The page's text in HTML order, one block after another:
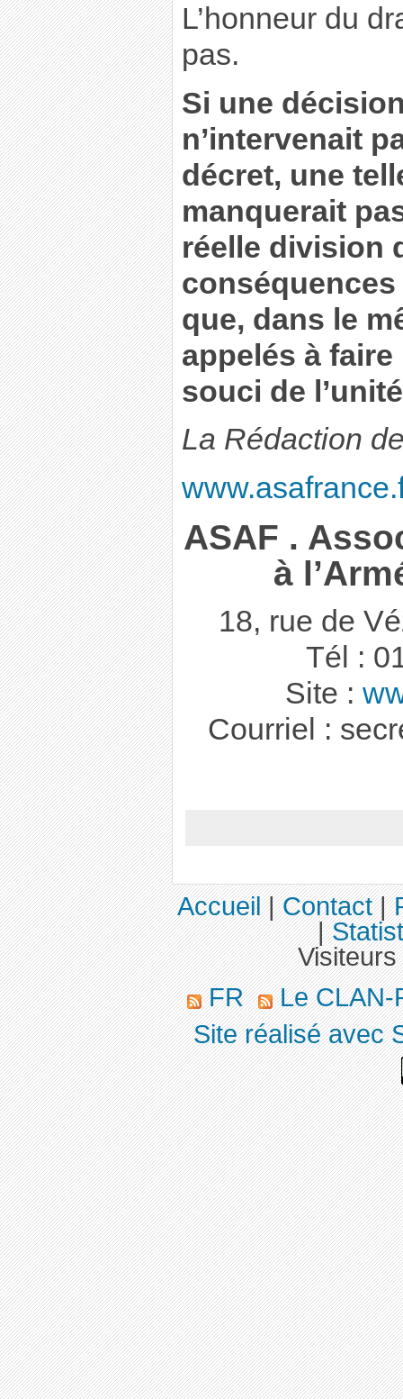
L’honneur du
pas.
Si une
n’intervenait
décret, une
manquerait
réelle division
que, dans le
appelés à
souci de
La Rédaction
ASAF .
à
18, rue de
Tél :
Site :
Courriel :
Accueil|Contact|
|
FR
Le CLAN-
Site réalisé avec